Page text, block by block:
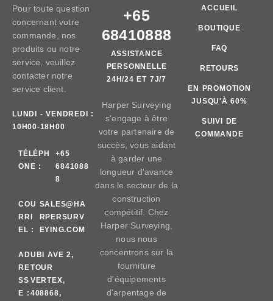
Pour toute question
concernant votre
commande, nos
produits ou notre
service, veuillez
contacter notre
service client.
LUNDI - VENDREDI :
10H00-18H00
TÉLÉPH
ONE :
+65
6841088
8
COU
RRI
EL :
SALES@HA
RPERSURV
EYING.COM
AD
RE
SS
E :
UBI AVE 2,
TOUR
VERTEX,
408868,
+65
68410888
ASSISTANCE
PERSONNELLE
24H/24 ET 7J/7
Harper Surveying
s'engage à être
votre partenaire de
succès, vous aidant
à garder une
longueur d'avance
dans le secteur de la
construction
compétitif. Chez
Harper Surveying,
nous nous
concentrons sur la
fourniture
d'équipements
d'arpentage de
ACCUEIL
BOUTIQUE
FAQ
RETOURS
EN PROMOTION
JUSQU'À 60%
SUIVI DE
COMMANDE